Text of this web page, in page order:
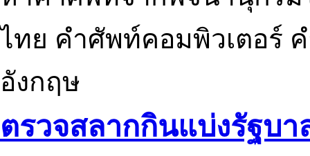
ไทย คำศัพท์คอมพิวเตอร์
อังกฤษ
ตรวจสลากกินแบ่งรัฐบา